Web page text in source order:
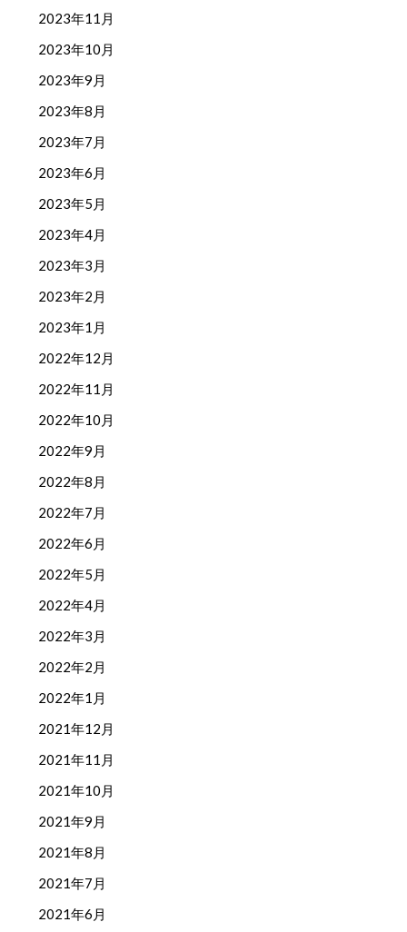
2023年11月
2023年10月
2023年9月
2023年8月
2023年7月
2023年6月
2023年5月
2023年4月
2023年3月
2023年2月
2023年1月
2022年12月
2022年11月
2022年10月
2022年9月
2022年8月
2022年7月
2022年6月
2022年5月
2022年4月
2022年3月
2022年2月
2022年1月
2021年12月
2021年11月
2021年10月
2021年9月
2021年8月
2021年7月
2021年6月